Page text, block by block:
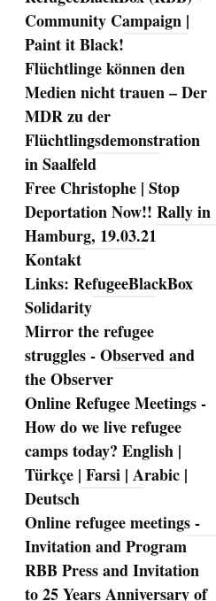
Community Campaign |
Paint it Black!
Flüchtlinge können den
Medien nicht trauen – Der
MDR zu der
Flüchtlingsdemonstration
in Saalfeld
Free Christophe | Stop
Deportation Now!! Rally in
Hamburg, 19.03.21
Kontakt
Links: RefugeeBlackBox
Solidarity
Mirror the refugee
struggles - Observed and
the Observer
Online Refugee Meetings -
How do we live refugee
camps today? English |
Türkçe | Farsi | Arabic |
Deutsch
Online refugee meetings -
Invitation and Program
RBB Press and Invitation
to 25 Years Anniversary of